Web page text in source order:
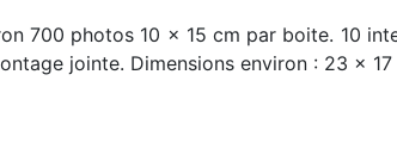
700 photos 10 x 15 cm par boite. 10
jointe. Dimensions environ : 23 x 17